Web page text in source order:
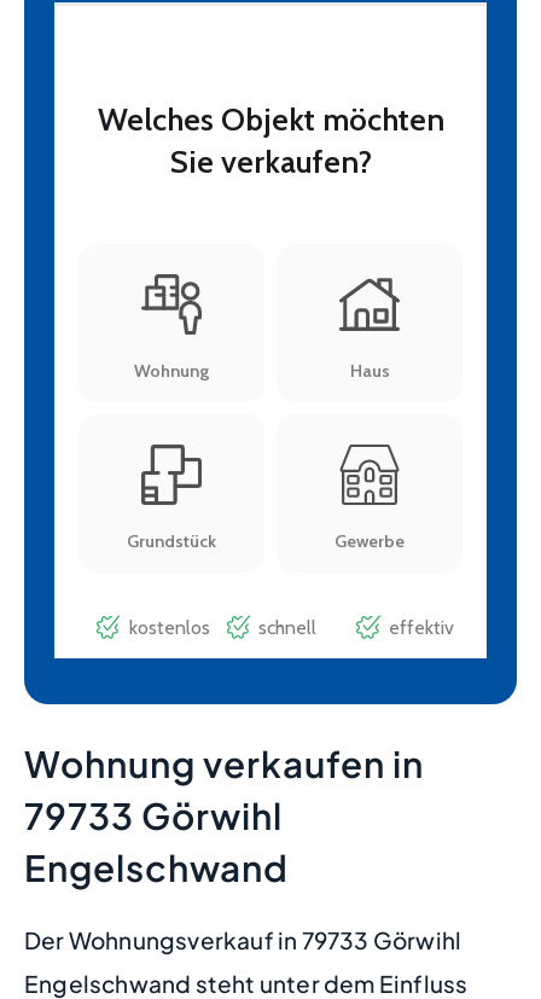
Wohnung verkaufen in
79733 Görwihl
Engelschwand
Der Wohnungsverkauf in 79733 Görwihl
Engelschwand steht unter dem Einfluss